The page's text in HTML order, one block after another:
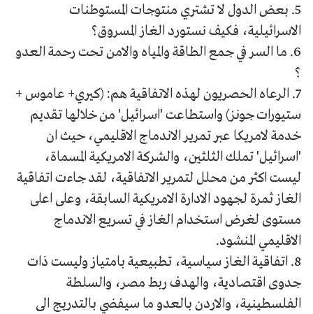
5. بعض الدول لا تشتري منتوجات المستوطنات
الاسرائيلية، فكيف نستورد الغاز المسروق؟
6. ما السر في جمع الطاقة والمياه والامن تحت رحمة العدو
؟
7. الرعاه الحصريون لهذه الاتفاقية هم: (كيري+ عاموس +
ستيورات جونز) واستطاعت 'اسرائيل' من خلالها تقديم
خدمة لامريكا عبر تمرير الاندماج الاقليمي، حيث ان
'اسرائيل' تملك الثلثين، والشركة الامريكية المسماة،
ليست اكثر من محلل لتمرير الاتفاقية، لقد جاءت اتفاقية
الغاز ثمرة لجهود الادارة الامريكية السابقة، وعلى اعلى
مستوى لغرض استخدام الغاز في تسريع الاندماج
الاقليمي المنشود.
8. اتفاقية الغاز سياسية، تطبيعية بامتياز وليست ذات
جدوى اقتصادية، والهدف ربط مصر، والسلطة
الفلسطينية، والاردن بالعدو ما سيفضي بالتدريج الى